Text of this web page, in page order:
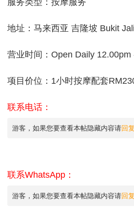
服务类型：按摩服务
地址：马来西亚 吉隆坡 Bukit Jalil
营业时间：Open Daily 12.00pm
项目价位：1小时按摩配套
联系电话：
游客，如果您要查看本帖隐藏内容请回复
联系WhatsApp：
游客，如果您要查看本帖隐藏内容请回复